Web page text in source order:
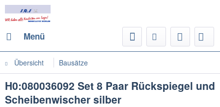
Menü
Übersicht Bausätze
H0:080036092 Set 8 Paar Rückspiegel und
Scheibenwischer silber